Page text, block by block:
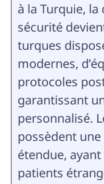
à la Turquie,
sécurité
turques
modernes,
protocoles
garantissant
personnalisé.
possèdent
étendue,
patients